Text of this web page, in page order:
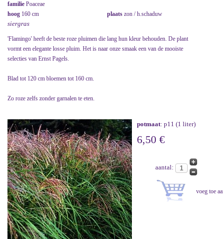
familie Poaceae
hoog 160 cm plaats zon / h.schaduw
siergras
'Flamingo' heeft de beste roze pluimen die lang hun kleur behouden. De plant
vormt een elegante losse pluim. Het is naar onze smaak een van de mooiste
selecties van Ernst Pagels.
Blad tot 120 cm bloemen tot 160 cm.
Zo roze zelfs zonder garnalen te eten.
potmaat: p11 (1 liter)
6,50 €
aantal: